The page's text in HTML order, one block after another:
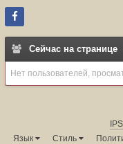
Сейчас на странице
Нет пользователей,
Язык
Стиль